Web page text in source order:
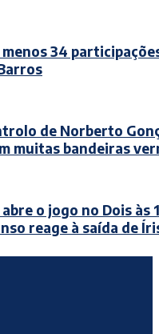
34
de Norberto
muitas bandeiras
o jogo no Dois às
reage à saída de